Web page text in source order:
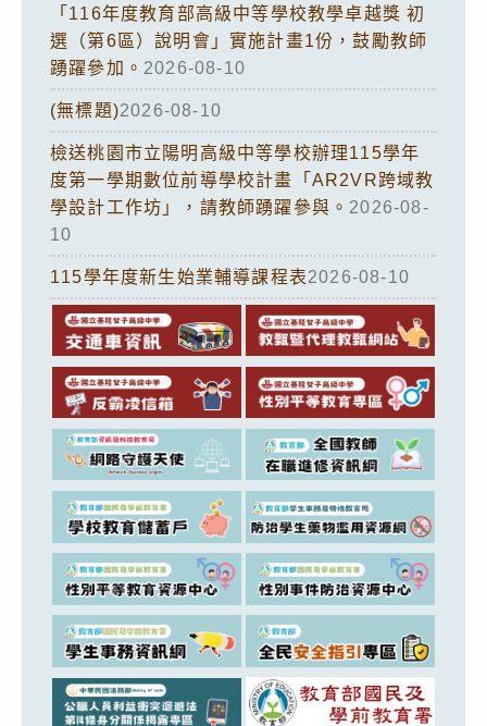
「116年度教育部高級中等學校教學卓越獎 初
選（第6區）說明會」實施計畫1份，鼓勵教師
踴躍參加。 2026-08-10
(無標題)2026-08-10
檢送桃園市立陽明高級中等學校辦理115學年
度第一學期數位前導學校計畫「AR2VR跨域教
學設計工作坊」，請教師踴躍參與。 2026-08-
10
115學年度新生始業輔導課程表2026-08-10